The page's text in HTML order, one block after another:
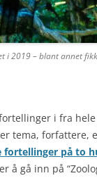
i 2019 – blant annet
i fra
tema, forfattere,
fortellinger på to
å gå inn på